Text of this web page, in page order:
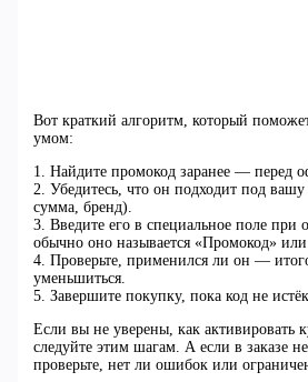
Вот краткий алгоритм, который
умом:
1. Найдите промокод заранее — перед
2. Убедитесь, что он подходит под вашу
сумма, бренд).
3. Введите его в специальное поле
обычно оно называется «Промокод»
4. Проверьте, применился ли он —
уменьшиться.
5. Завершите покупку, пока код не
Если вы не уверены, как активировать
следуйте этим шагам. А если в заказе
проверьте, нет ли ошибок или